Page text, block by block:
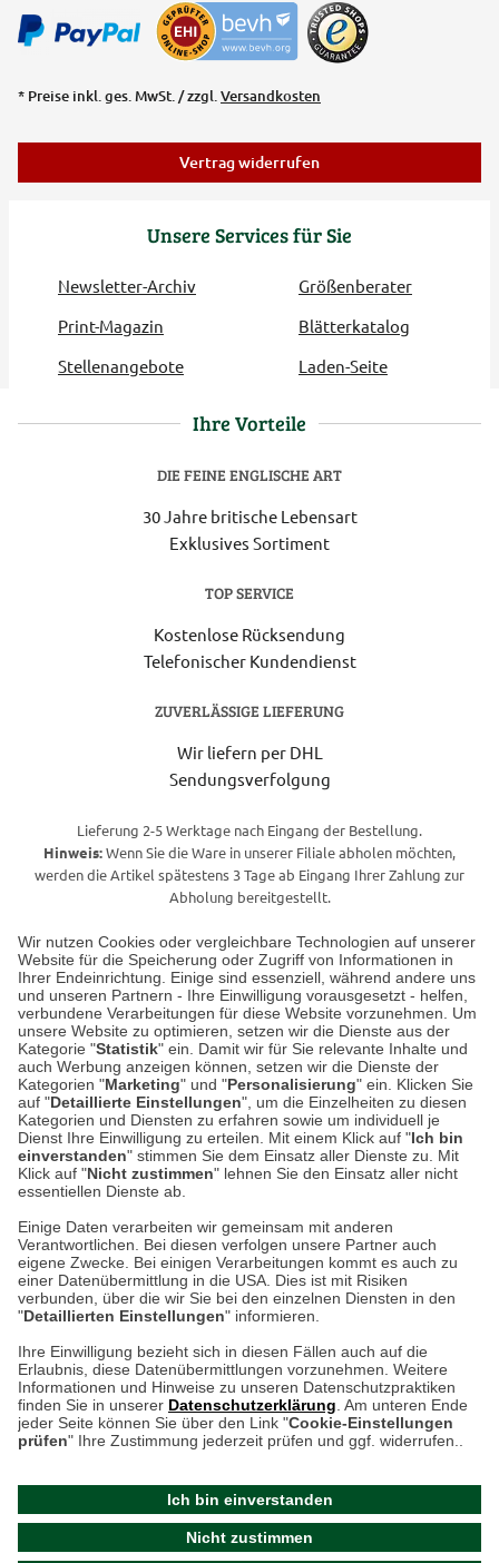
Wir nutzen Cookies oder vergleichbare Technologien auf unserer
Website für die Speicherung oder Zugriff von Informationen in
Ihrer Endeinrichtung. Einige sind essenziell, während andere uns
und unseren Partnern - Ihre Einwilligung vorausgesetzt - helfen,
verbundene Verarbeitungen für diese Website vorzunehmen. Um
unsere Website zu optimieren, setzen wir die Dienste aus der
Kategorie "Statistik" ein. Damit wir für Sie relevante Inhalte und
auch Werbung anzeigen können, setzen wir die Dienste der
Kategorien "Marketing" und "Personalisierung" ein. Klicken Sie
auf "Detaillierte Einstellungen", um die Einzelheiten zu diesen
Kategorien und Diensten zu erfahren sowie um individuell je
Dienst Ihre Einwilligung zu erteilen. Mit einem Klick auf "Ich bin
einverstanden" stimmen Sie dem Einsatz aller Dienste zu. Mit
Klick auf "Nicht zustimmen" lehnen Sie den Einsatz aller nicht
essentiellen Dienste ab.
Einige Daten verarbeiten wir gemeinsam mit anderen
Verantwortlichen. Bei diesen verfolgen unsere Partner auch
eigene Zwecke. Bei einigen Verarbeitungen kommt es auch zu
einer Datenübermittlung in die USA. Dies ist mit Risiken
verbunden, über die wir Sie bei den einzelnen Diensten in den
"Detaillierten Einstellungen" informieren.
Ihre Einwilligung bezieht sich in diesen Fällen auch auf die
Erlaubnis, diese Datenübermittlungen vorzunehmen. Weitere
Informationen und Hinweise zu unseren Datenschutzpraktiken
finden Sie in unserer Datenschutzerklärung . Am unteren Ende
jeder Seite können Sie über den Link "Cookie-Einstellungen
prüfen" Ihre Zustimmung jederzeit prüfen und ggf. widerrufen..
Ich bin einverstanden
Nicht zustimmen
Unsere Services für Sie
Newsletter-Archiv
Größenberater
Print-Magazin
Blätterkatalog
Stellenangebote
Laden-Seite
* Preise inkl. ges. MwSt. / zzgl. Versandkosten
Vertrag widerrufen
Ihre Vorteile
DIE FEINE ENGLISCHE ART
30 Jahre britische Lebensart
Exklusives Sortiment
TOP SERVICE
Kostenlose Rücksendung
Telefonischer Kundendienst
ZUVERLÄSSIGE LIEFERUNG
Wir liefern per DHL
Sendungsverfolgung
Lieferung 2-5 Werktage nach Eingang der Bestellung.
Hinweis:Wenn Sie die Ware in unserer Filiale abholen möchten,
werden die Artikel spätestens 3 Tage ab Eingang Ihrer Zahlung zur
Abholung bereitgestellt.
Unser Geschäft in Meckenheim
Auf dem Steinbüchel 6
53340 Meckenheim
Montag bis Samstag 9:00 Uhr bis 18:00 Uhr
weitere Information
Hier finden Sie uns im Netz
Kontakt
Umwelt und Entsorgung
Zur Echtheit von Bewertungen
Hinweisgeber-Schutzgesetz
Barrierefreiheit unserer Website
am 09.08.2026 um 23:09
2024 THE BRITISH SHOP
Cookie-Einstellungen in Ihrem Browser
ACHTUNG!
Ihr Browser speichert aktuell keine Cookies!
Leider können Sie in diesem Fall unseren Online-Shop
Bitte stellen Sie sicher, dass Ihr Browser unsere funktionalen
Cookies für die Dauer Ihres Besuchs auf unserer Website